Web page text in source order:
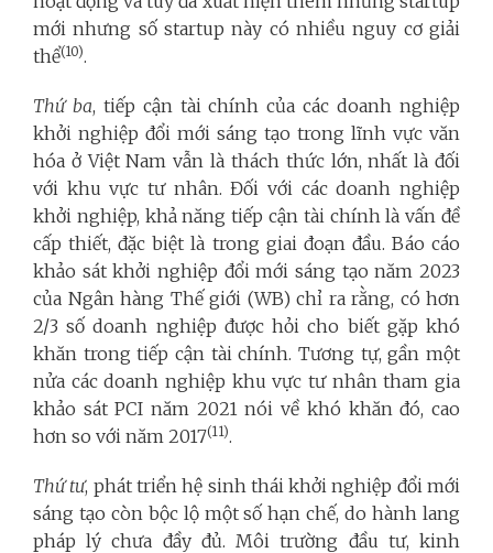
mới nhưng số startup này có nhiều nguy cơ giải
thể(10).
Thứ ba, tiếp cận tài chính của các doanh nghiệp
khởi nghiệp đổi mới sáng tạo trong lĩnh vực văn
hóa ở Việt Nam vẫn là thách thức lớn, nhất là đối
với khu vực tư nhân. Đối với các doanh nghiệp
khởi nghiệp, khả năng tiếp cận tài chính là vấn đề
cấp thiết, đặc biệt là trong giai đoạn đầu. Báo cáo
khảo sát khởi nghiệp đổi mới sáng tạo năm 2023
của Ngân hàng Thế giới (WB) chỉ ra rằng, có hơn
2/3 số doanh nghiệp được hỏi cho biết gặp khó
khăn trong tiếp cận tài chính. Tương tự, gần một
nửa các doanh nghiệp khu vực tư nhân tham gia
khảo sát PCI năm 2021 nói về khó khăn đó, cao
hơn so với năm 2017(11).
Thứ tư, phát triển hệ sinh thái khởi nghiệp đổi mới
sáng tạo còn bộc lộ một số hạn chế, do hành lang
pháp lý chưa đầy đủ. Môi trường đầu tư, kinh